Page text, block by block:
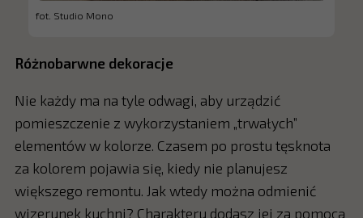
fot. Studio Mono
Różnobarwne dekoracje
Nie każdy ma na tyle odwagi, aby urządzić
pomieszczenie z wykorzystaniem „trwałych”
elementów w kolorze. Czasem po prostu tęsknota
za kolorem pojawia się, kiedy nie planujesz
większego remontu. Jak wtedy można odmienić
wizerunek kuchni? Charakteru dodasz jej za pomocą